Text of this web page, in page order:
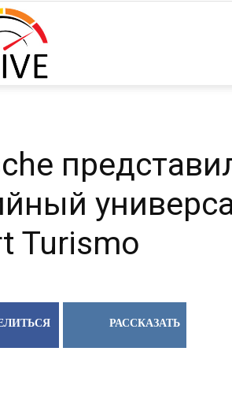
Turismo
РАССКАЗАТЬ